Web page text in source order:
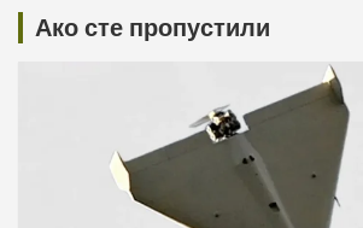
Ако сте пропустили